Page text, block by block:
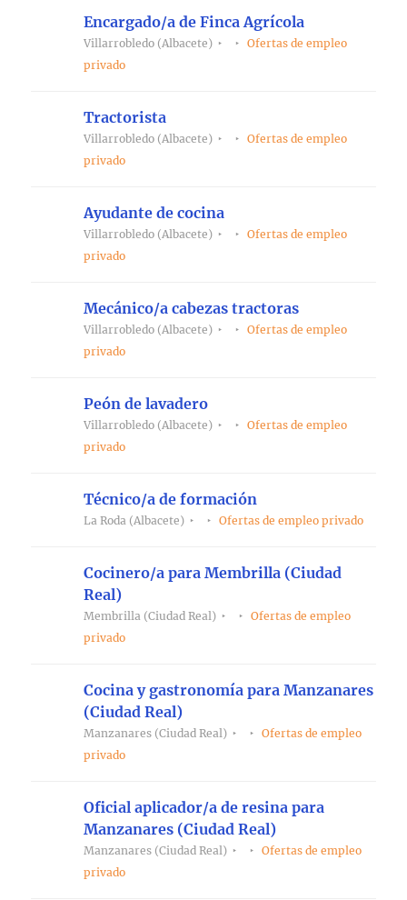
Encargado/a de Finca Agrícola
Villarrobledo (Albacete)
Ofertas de empleo
privado
Tractorista
Villarrobledo (Albacete)
Ofertas de empleo
privado
Ayudante de cocina
Villarrobledo (Albacete)
Ofertas de empleo
privado
Mecánico/a cabezas tractoras
Villarrobledo (Albacete)
Ofertas de empleo
privado
Peón de lavadero
Villarrobledo (Albacete)
Ofertas de empleo
privado
Técnico/a de formación
La Roda (Albacete) Ofertas de empleo privado
Cocinero/a para Membrilla (Ciudad
Real)
Membrilla (Ciudad Real)
Ofertas de empleo
privado
Cocina y gastronomía para Manzanares
(Ciudad Real)
Manzanares (Ciudad Real)
Ofertas de empleo
privado
Oficial aplicador/a de resina para
Manzanares (Ciudad Real)
Manzanares (Ciudad Real)
Ofertas de empleo
privado